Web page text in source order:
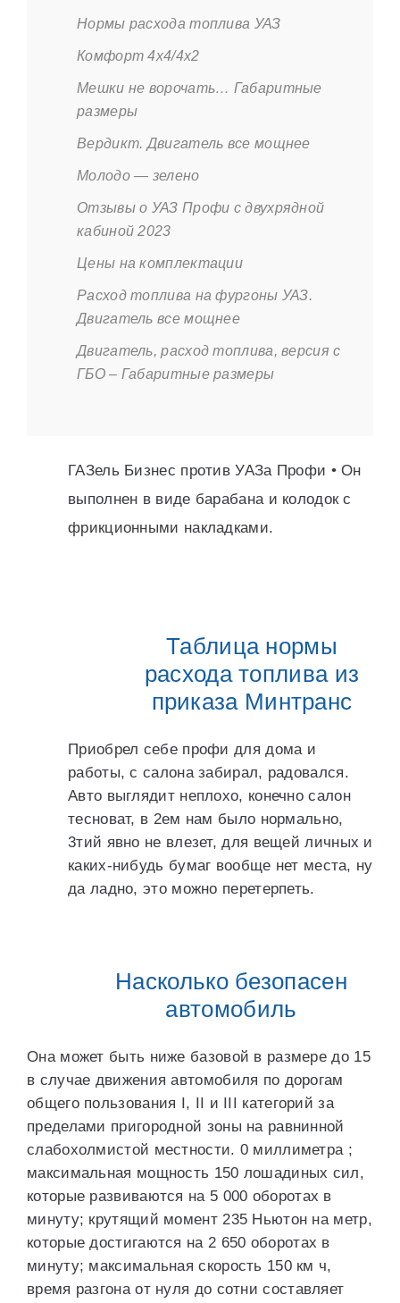
Нормы расхода топлива УАЗ
Комфорт 4х4/4х2
Мешки не ворочать… Габаритные
размеры
Вердикт. Двигатель все мощнее
Молодо — зелено
Отзывы о УАЗ Профи с двухрядной
кабиной 2023
Цены на комплектации
Расход топлива на фургоны УАЗ.
Двигатель все мощнее
Двигатель, расход топлива, версия с
ГБО – Габаритные размеры
ГАЗель Бизнес против УАЗа Профи • Он
выполнен в виде барабана и колодок с
фрикционными накладками.
Таблица нормы
расхода топлива из
приказа Минтранс
Приобрел себе профи для дома и
работы, с салона забирал, радовался.
Авто выглядит неплохо, конечно салон
тесноват, в 2ем нам было нормально,
3тий явно не влезет, для вещей личных и
каких-нибудь бумаг вообще нет места, ну
да ладно, это можно перетерпеть.
Насколько безопасен
автомобиль
Она может быть ниже базовой в размере до 15
в случае движения автомобиля по дорогам
общего пользования I, II и III категорий за
пределами пригородной зоны на равнинной
слабохолмистой местности. 0 миллиметра ;
максимальная мощность 150 лошадиных сил,
которые развиваются на 5 000 оборотах в
минуту; крутящий момент 235 Ньютон на метр,
которые достигаются на 2 650 оборотах в
минуту; максимальная скорость 150 км ч,
время разгона от нуля до сотни составляет